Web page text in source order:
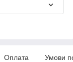
Оплата Умови